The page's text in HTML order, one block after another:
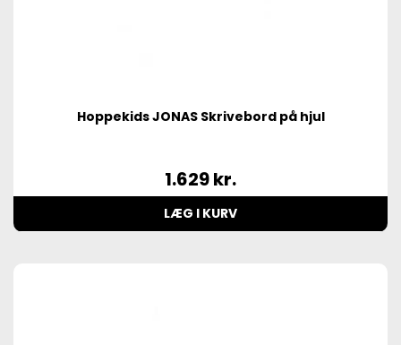
Hoppekids JONAS Skrivebord på hjul
1.629kr.
LÆG I KURV